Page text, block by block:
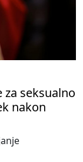
seksualno
nakon